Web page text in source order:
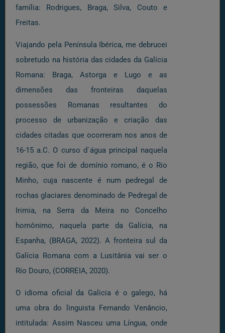
família: Rodrigues, Braga, Silva, Couto e
Freitas.
Viajando pela Península Ibérica, me debrucei
sobretudo na história das cidades da Galícia
Romana: Braga, Astorga e Lugo e as
dimensões das fronteiras daquelas
possessões Romanas resultantes do
processo de urbanização e criação das
cidades citadas que ocorreram nos anos de
16-15 a.C. O curso d`água principal naquela
região, que foi de domínio romano, é o Rio
Minho, cuja nascente é num pedregal de
rochas glaciares denominado de Pedregal de
Irimia, na Serra da Meira no Concelho
homônimo, naquela parte da Galícia, na
Espanha, (BRAGA, 2022). A fronteira sul da
Galícia Romana com a Lusitânia vai ser o
Rio Douro, (CORREIA, 2020).
O idioma oficial da Galicia é o galego, há
uma obra do linguista Fernando Venâncio,
intitulada: Assim Nasceu uma Língua, onde